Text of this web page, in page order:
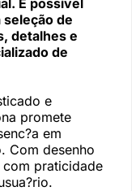
É possível
de
detalhes e
de
e
promete
em
Com desenho
com praticidade